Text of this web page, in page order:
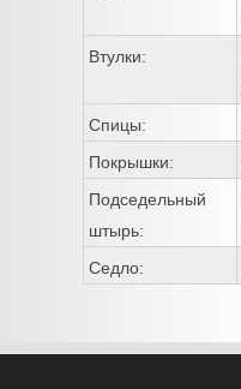
Втулки:
Спицы:
Покрышки:
Подседельный
штырь:
Седло: